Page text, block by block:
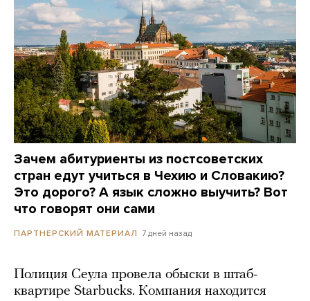
Зачем абитуриенты из постсоветских
стран едут учиться в Чехию и Словакию?
Это дорого? А язык сложно выучить? Вот
что говорят они сами
ПАРТНЕРСКИЙ МАТЕРИАЛ 7 дней назад
Полиция Сеула провела обыски в штаб-
квартире Starbucks. Компания находится